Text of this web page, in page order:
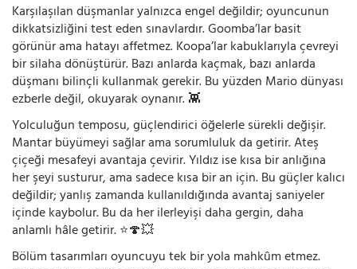
Karşılaşılan düşmanlar yalnızca engel değildir; oyuncunun
dikkatsizliğini test eden sınavlardır. Goomba’lar basit
görünür ama hatayı affetmez. Koopa’lar kabuklarıyla çevreyi
bir silaha dönüştürür. Bazı anlarda kaçmak, bazı anlarda
düşmanı bilinçli kullanmak gerekir. Bu yüzden Mario dünyası
ezberle değil, okuyarak oynanır. 👾
Yolculuğun temposu, güçlendirici öğelerle sürekli değişir.
Mantar büyümeyi sağlar ama sorumluluk da getirir. Ateş
çiçeği mesafeyi avantaja çevirir. Yıldız ise kısa bir anlığına
her şeyi susturur, ama sadece kısa bir an için. Bu güçler kalıcı
değildir; yanlış zamanda kullanıldığında avantaj saniyeler
içinde kaybolur. Bu da her ilerleyişi daha gergin, daha
anlamlı hâle getirir. ⭐🍄💥
Bölüm tasarımları oyuncuyu tek bir yola mahkûm etmez.